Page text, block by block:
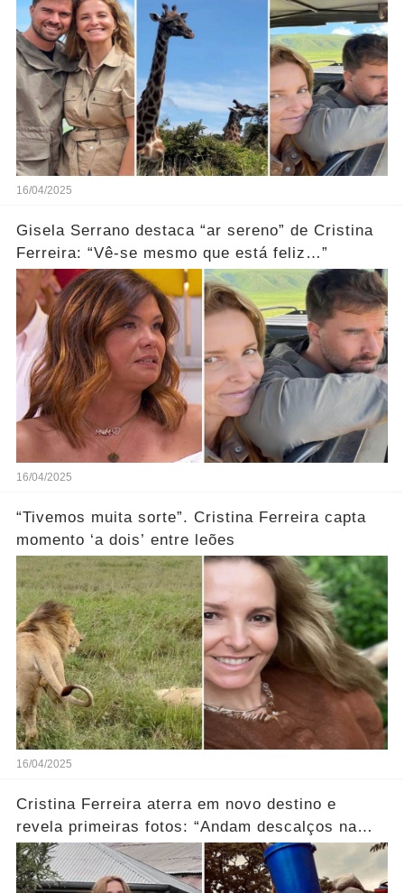
16/04/2025
Gisela Serrano destaca “ar sereno” de Cristina
Ferreira: “Vê-se mesmo que está feliz…”
16/04/2025
“Tivemos muita sorte”. Cristina Ferreira capta
momento ‘a dois’ entre leões
16/04/2025
Cristina Ferreira aterra em novo destino e
revela primeiras fotos: “Andam descalços na
água…”